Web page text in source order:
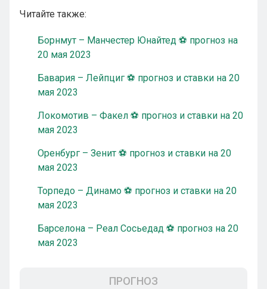
Читайте также:
Борнмут – Манчестер Юнайтед ⚽ прогноз на
20 мая 2023
Бавария – Лейпциг ⚽ прогноз и ставки на 20
мая 2023
Локомотив – Факел ⚽ прогноз и ставки на 20
мая 2023
Оренбург – Зенит ⚽ прогноз и ставки на 20
мая 2023
Торпедо – Динамо ⚽ прогноз и ставки на 20
мая 2023
Барселона – Реал Сосьедад ⚽ прогноз на 20
мая 2023
ПРОГНОЗ